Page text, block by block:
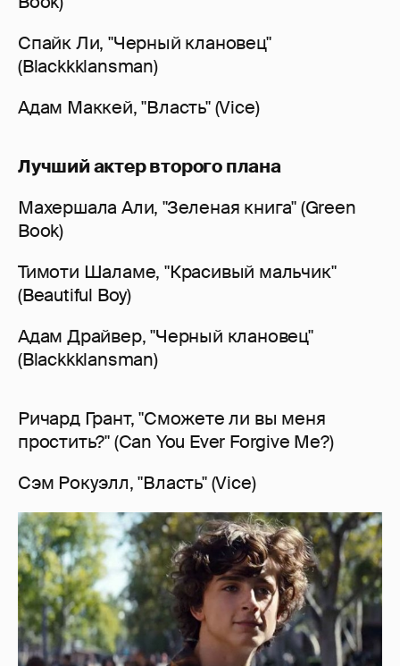
Спайк Ли, "Черный клановец"
(Blackkklansman)
Адам Маккей, "Власть" (Vice)
Лучший актер второго плана
Махершала Али, "Зеленая книга" (Green
Book)
Тимоти Шаламе, "Красивый мальчик"
(Beautiful Boy)
Адам Драйвер, "Черный клановец"
(Blackkklansman)
Ричард Грант, "Сможете ли вы меня
простить?" (Can You Ever Forgive Me?)
Сэм Рокуэлл, "Власть" (Vice)